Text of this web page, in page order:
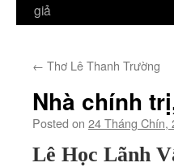
giả
← Thơ Lê Thanh Trường
Nhà chính
Posted on 24 Tháng Chín,
Lê Học Lãnh